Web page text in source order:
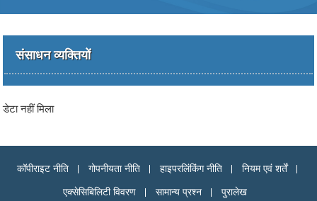
संसाधन व्यक्तियों
डेटा नहीं मिला
कॉपीराइट नीति गोपनीयता नीति हाइपरलिंकिंग नीति
नियम एवं शर्तें
एक्सेसिबिलिटी विवरण
सामान्य प्रश्न पुरालेख